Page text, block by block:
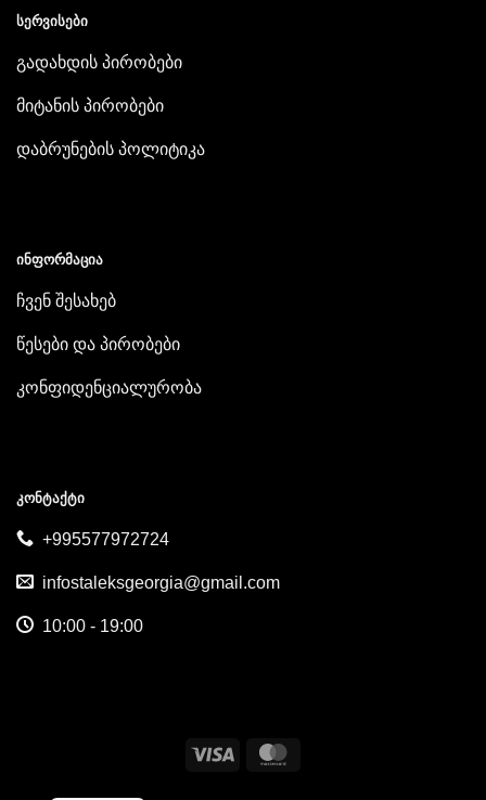
ᲡᲔᲠᲕᲘᲡᲔᲑᲘ
გადახდის პირობები
მიტანის პირობები
დაბრუნების პოლიტიკა
ᲘᲜᲤᲝᲠᲛᲐᲪᲘᲐ
ჩვენ შესახებ
წესები და პირობები
კონფიდენციალურობა
ᲙᲝᲜᲢᲐᲥᲢᲘ
+995577972724
infostaleksgeorgia@gmail.com
10:00 - 19:00
Visa